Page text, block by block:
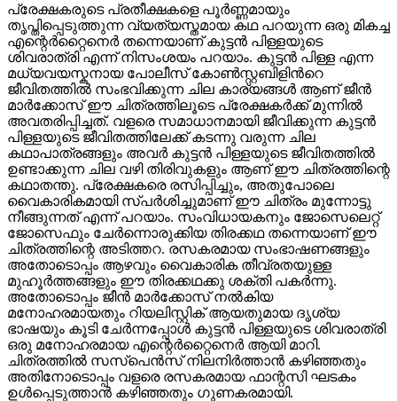
പ്രേക്ഷകരുടെ പ്രതീക്ഷകളെ പൂർണ്ണമായും
തൃപ്തിപ്പെടുത്തുന്ന വ്യത്യസ്തമായ കഥ പറയുന്ന ഒരു മികച്ച
എന്റെർറ്റൈനെർ തന്നെയാണ് കുട്ടൻ പിള്ളയുടെ
ശിവരാത്രി എന്ന് നിസംശയം പറയാം. കുട്ടൻ പിള്ള എന്ന
മധ്യവയസ്കനായ പോലീസ് കോൺസ്റ്റബിളിന്‍റെ
ജീവിതത്തിൽ സംഭവിക്കുന്ന ചില കാര്യങ്ങൾ ആണ് ജീൻ
മാർക്കോസ് ഈ ചിത്രത്തിലൂടെ പ്രേക്ഷകർക്ക് മുന്നിൽ
അവതരിപ്പിച്ചത്. വളരെ സമാധാനമായി ജീവിക്കുന്ന കുട്ടൻ
പിള്ളയുടെ ജീവിതത്തിലേക്ക് കടന്നു വരുന്ന ചില
കഥാപാത്രങ്ങളും അവർ കുട്ടൻ പിള്ളയുടെ ജീവിതത്തിൽ
ഉണ്ടാക്കുന്ന ചില വഴി തിരിവുകളും ആണ് ഈ ചിത്രത്തിന്റെ
കഥാതന്തു. പ്രേക്ഷകരെ രസിപ്പിച്ചും, അതുപോലെ
വൈകാരികമായി സ്പർശിച്ചുമാണ് ഈ ചിത്രം മുന്നോട്ടു
നീങ്ങുന്നത് എന്ന് പറയാം. സംവിധായകനും ജോസെലെറ്റ്‌
ജോസെഫും ചേർന്നൊരുക്കിയ തിരക്കഥ തന്നെയാണ് ഈ
ചിത്രത്തിന്റെ അടിത്തറ. രസകരമായ സംഭാഷണങ്ങളും
അതോടൊപ്പം ആഴവും വൈകാരിക തീവ്രതയുള്ള
മുഹൂർത്തങ്ങളും ഈ തിരക്കഥക്കു ശക്തി പകർന്നു.
അതോടൊപ്പം ജീൻ മാർക്കോസ് നൽകിയ
മനോഹരമായതും റിയലിസ്റ്റിക് ആയതുമായ ദൃശ്യ
ഭാഷയും കൂടി ചേർന്നപ്പോൾ കുട്ടൻ പിള്ളയുടെ ശിവരാത്രി
ഒരു മനോഹരമായ എന്റെർറ്റൈനെർ ആയി മാറി.
ചിത്രത്തിൽ സസ്പെൻസ് നിലനിർത്താൻ കഴിഞ്ഞതും
അതിനോടൊപ്പം വളരെ രസകരമായ ഫാന്റസി ഘടകം
ഉൾപ്പെടുത്താൻ കഴിഞ്ഞതും ഗുണകരമായി.